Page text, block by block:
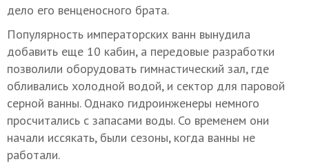
дело его венценосного брата.
Популярность императорских ванн вынудила
добавить еще 10 кабин, а передовые разработки
позволили оборудовать гимнастический зал, где
обливались холодной водой, и сектор для паровой
серной ванны. Однако гидроинженеры немного
просчитались с запасами воды. Со временем они
начали иссякать, были сезоны, когда ванны не
работали.